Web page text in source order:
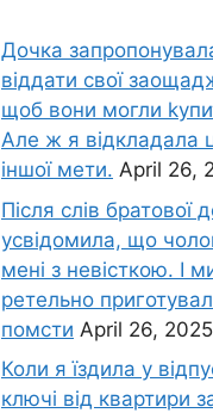
Дочка
віддати свої
щоб вони могли
Але ж я відкладала
іншої мети. April 26,
Після слів братової
усвідомила, що
мені з невісткою. І
ретельно
помсти April 26, 2025
Коли я їздила у
ключі від квартири